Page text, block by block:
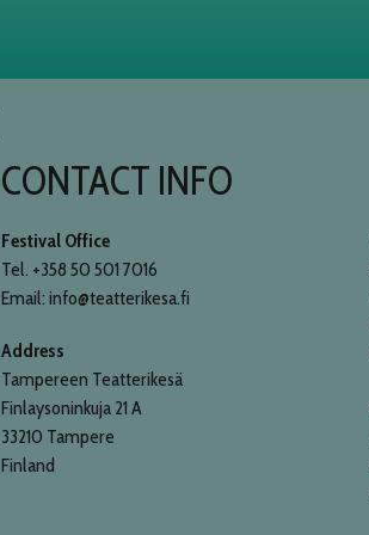
CONTACT INFO
Festival Office
Tel. +358 50 501 7016
Email: info@teatterikesa.fi
Address
Tampereen Teatterikesä
Finlaysoninkuja 21 A
33210 Tampere
Finland